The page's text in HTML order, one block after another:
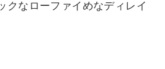
クなローファイめなディレイ